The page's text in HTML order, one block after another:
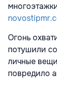
Огонь
потушили
личные
повредило